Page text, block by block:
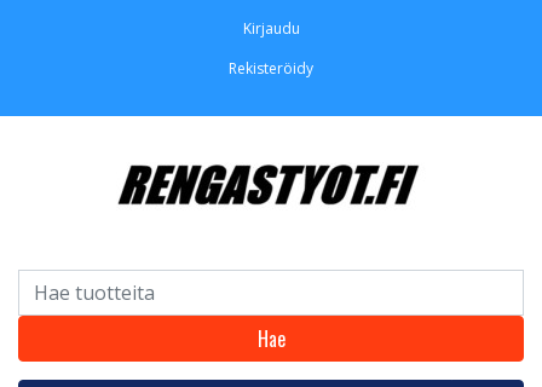
Kirjaudu
Rekisteröidy
Hae